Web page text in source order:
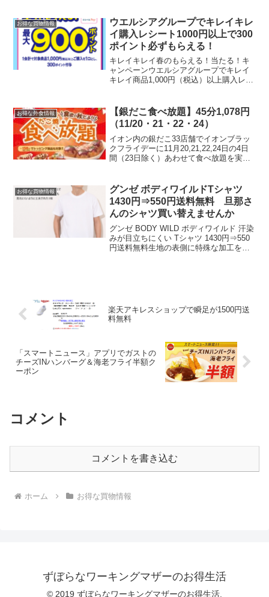
利用初回のみ本人申込OKの「アフィバッ
クモール」でないので、...
お得な買物情報
ウエルシアグループでキレイキレ
イ購入レシート1000円以上で300
ポイント必ずもらえる！
キレイキレイ春のもらえる！当たる！キ
ャンペーンウエルシアグループでキレイ
キレイ商品1,000円（税込）以上購入レシ
ゼントさらにハンドコンディショニング
ソープシリ...
お得な外食情報
【銀だこ食べ放題】45分1,078円
（11/20・21・22・24）
イオン内の銀だこ33店舗でイオンブラッ
クフライデーに11月20,21,22,24日の4日
間（23日除く）あわせて食べ放題を実施
＋165円でトッピングも食べ放...
お得な買物情報
グンゼ ボディワイルドTシャツ
1430円⇒550円送料無料 旦那さ
んのシャツ買い替えませんか
グンゼ BODY WILD ボディワイルド 汗染
みが目立ちにくい Tシャツ 1430円⇒550
円送料無料生地の表側に特殊な加工を施
楽天アキレスショップで瞬足が1500円送
料無料
「スマートニュース」アプリでガストの
チーズINハンバーグ＆海老フライ半額ク
ーポン
コメント
コメントを書き込む
ホーム お得な買物情報
ずぼらなワーキングマザーのお得生活
© 2019 ずぼらなワーキングマザーのお得生活.